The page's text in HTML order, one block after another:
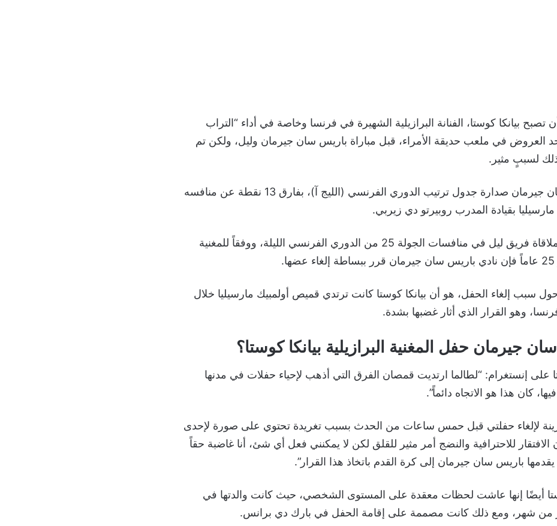
بيانكا كوستا، الفنانة البرازيلية الشهيرة في فرنسا وخاصة في أداء “التراب
العروض في ملعب حديقة الأمراء، قبل مباراة باريس سان جيرمان وليل، ولكن تم
ذلك لسببٍ مثير.
ويحتل باريس سان جيرمان صدارة جدول ترتيب الدوري الفرنسي (الليج آ)، بفارق 13 نقطة عن منافسه
مارسيليا بقيادة المدرب روبيرتو دي زيربي.
ويستعد باريس لملاقاة فريق ليل في منافسات الجولة 25 من الدوري الفرنسي الليلة، ووفقاً للمغنية
سبب إلغاء الحفل، هو أن بيانكا كوستا كانت ترتدي قميص أولمبيك مارسيليا خلال
وهو القرار الذي أثار غضبها بشدة.
جيرمان حفل المغنية البرازيلية بيانكا كوستا؟
على إنستغرام: “لطالما ارتديت قمصان الفرق التي أذهب لإحياء حفلات في مدنها
كان هذا هو الاتجاه دائماً”.
لإلغاء حفلتي قبل حمس ساعات من الحدث بسبب تغريدة تحتوي على صورة لإحدى
للاحترافية والنضج أمر مثير للقلق لكن لا يمكنني فعل أي شئ، أنا غاضبة حقاً
باريس سان جيرمان إلى كرة القدم باتخاذ هذا القرار”.
أيضًا إنها عاشت لحظات معقدة على المستوى الشخصي، حيث كانت والدتها في
من شهر، ومع ذلك كانت مصممة على إقامة الحفل في بارك دي برانس.